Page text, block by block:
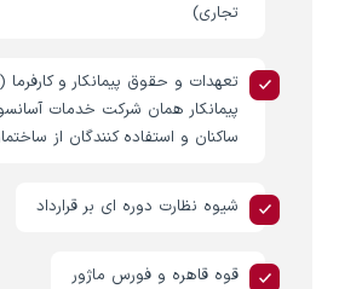
تجاری)
تعهدات و حقوق پیمانکار و
پیمانکار همان شرکت خدمات
ساکنان و استفاده کنندگان از
شیوه نظارت دوره ای بر قرارداد
قوه قاهره و فورس ماژور